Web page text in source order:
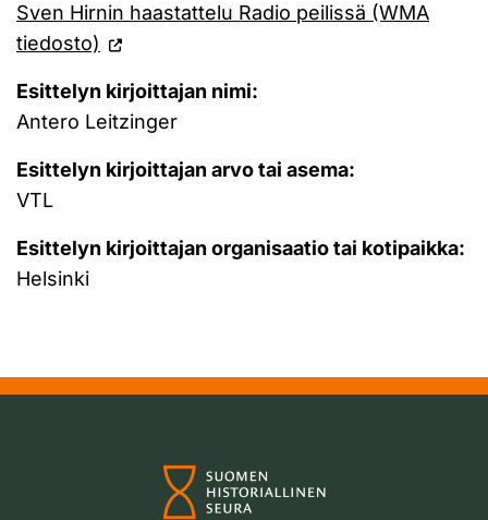
Sven Hirnin haastattelu Radio peilissä (WMA
tiedosto)
Esittelyn kirjoittajan nimi:
Antero Leitzinger
Esittelyn kirjoittajan arvo tai asema:
VTL
Esittelyn kirjoittajan organisaatio tai kotipaikka:
Helsinki